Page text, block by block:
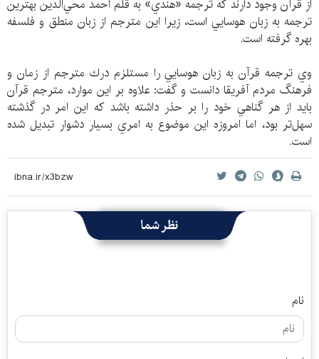
از قرآن وجود دارند كه ترجمه «هندي» به قلم احمد محي‌الدين بهترين
ترجمه به زبان هوسايي است، زيرا اين مترجم از زبان منطق و فلسفه
بهره گرفته است.
وي ترجمه قرآن به زبان هوسايي را مستلزم درك مترجم از زمان و
فرهنگ مردم آفريقا دانست و گفت: علاوه بر اين موارد، مترجم قرآن
بايد از هر گناهي خود را بر حذر داشته باشد كه اين امر در گذشته
سهل‌تر بود، اما امروزه اين موضوع به امري بسيار دشوار تبديل شده
است.
نظر شما
نام